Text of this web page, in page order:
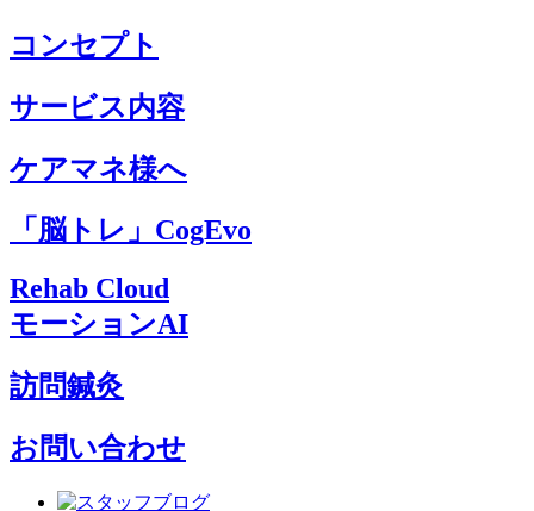
コンセプト
サービス内容
ケアマネ様へ
「脳トレ」CogEvo
Rehab Cloud
モーションAI
訪問鍼灸
お問い合わせ